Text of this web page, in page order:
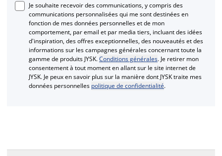
Je souhaite recevoir des communications, y compris des
communications personnalisées qui me sont destinées en
fonction de mes données personnelles et de mon
comportement, par email et par media tiers, incluant des idées
d'inspiration, des offres exceptionnelles, des nouveautés et des
informations sur les campagnes générales concernant toute la
gamme de produits JYSK.Conditions générales. Je retirer mon
consentement à tout moment en allant sur le site internet de
JYSK. Je peux en savoir plus sur la manière dont JYSK traite mes
données personnelles politique de confidentialité.